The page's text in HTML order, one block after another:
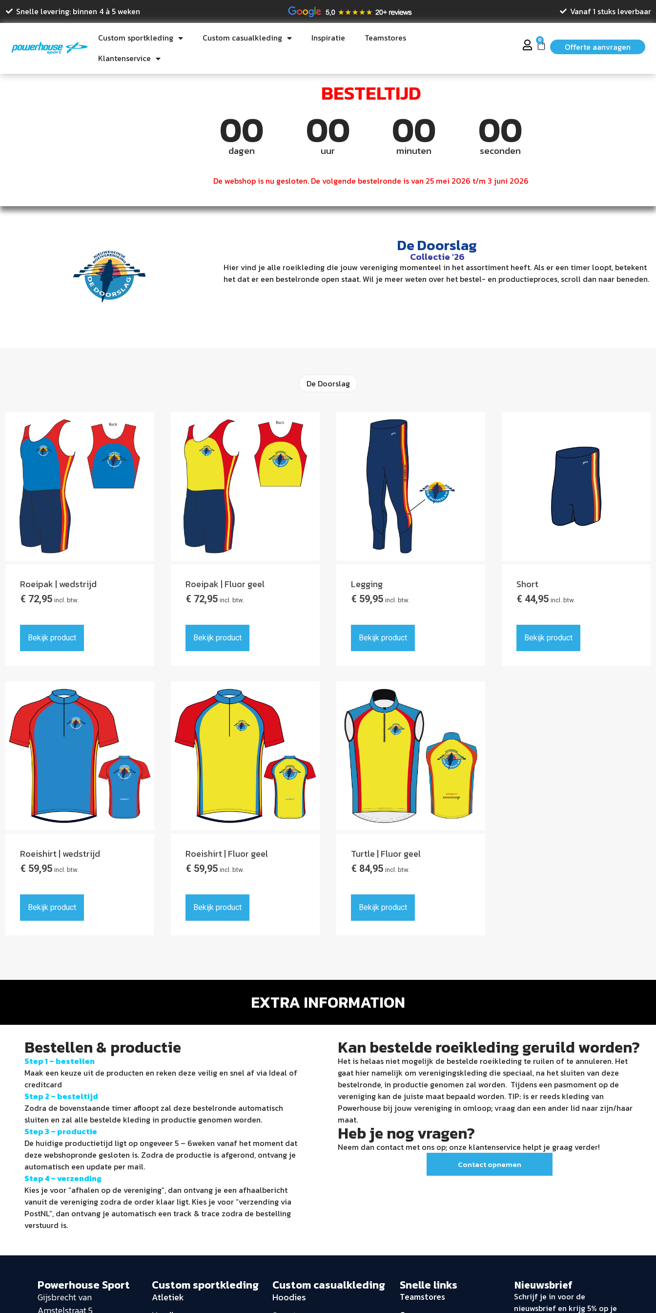
Snelle levering: binnen 4 à 5 weken Vanaf 1 stuks leverbaar
Custom sportkleding Custom casualkleding Inspiratie
Teamstores
Klantenservice
0
Offerte aanvragen
BESTELTIJD
00
dagen 00
uur 00
minuten 00
seconden
De webshop is nu gesloten. De volgende bestelronde is van 25 mei 2026 t/m 3 juni 2026
De Doorslag
Collectie '26
Hier vind je alle roeikleding die jouw vereniging momenteel in het assortiment heeft. Als er een timer loopt, betekent
het dat er een bestelronde open staat. Wil je meer weten over het bestel- en productieproces, scroll dan naar beneden.
De Doorslag
Roeipak | wedstrijd
€ 72,95 incl. btw.
Bekijk product
Roeipak | Fluor geel
€ 72,95 incl. btw.
Bekijk product
Legging
€ 59,95 incl. btw.
Bekijk product
Short
€ 44,95 incl. btw.
Bekijk product
Roeishirt | wedstrijd
€ 59,95 incl. btw.
Bekijk product
Roeishirt | Fluor geel
€ 59,95 incl. btw.
Bekijk product
Turtle | Fluor geel
€ 84,95 incl. btw.
Bekijk product
EXTRA INFORMATION
Bestellen & productie
Step 1 – bestellen
Maak een keuze uit de producten en reken deze veilig en snel af via Ideal of
creditcard
Step 2 – besteltijd
Zodra de bovenstaande timer afloopt zal deze bestelronde automatisch
sluiten en zal alle bestelde kleding in productie genomen worden.
Step 3 – productie
De huidige productietijd ligt op ongeveer 5 – 6weken vanaf het moment dat
deze webshopronde gesloten is. Zodra de productie is afgerond, ontvang je
automatisch een update per mail.
Step 4 –verzending
Kies je voor “afhalen op de vereniging”, dan ontvang je een afhaalbericht
vanuit de vereniging zodra de order klaar ligt. Kies je voor “verzending via
PostNL”, dan ontvang je automatisch een track & trace zodra de bestelling
verstuurd is.
Kan bestelde roeikleding geruild worden?
Het is helaas niet mogelijk de bestelde roeikleding te ruilen of te annuleren. Het
gaat hier namelijk om verenigingskleding die speciaal, na het sluiten van deze
bestelronde, in productie genomen zal worden. Tijdens een pasmoment op de
vereniging kan de juiste maat bepaald worden. TIP: is er reeds kleding van
Powerhouse bij jouw vereniging in omloop; vraag dan een ander lid naar zijn/haar
maat.
Heb je nog vragen?
Neem dan contact met ons op; onze klantenservice helpt je graag verder!
Contact opnemen
Powerhouse Sport
Gijsbrecht van
Custom sportkleding
Atletiek
Custom casualkleding
Hoodies
Snelle links
Teamstores
Nieuwsbrief
Schrijf je in voor de
nieuwsbrief en krijg 5% op je